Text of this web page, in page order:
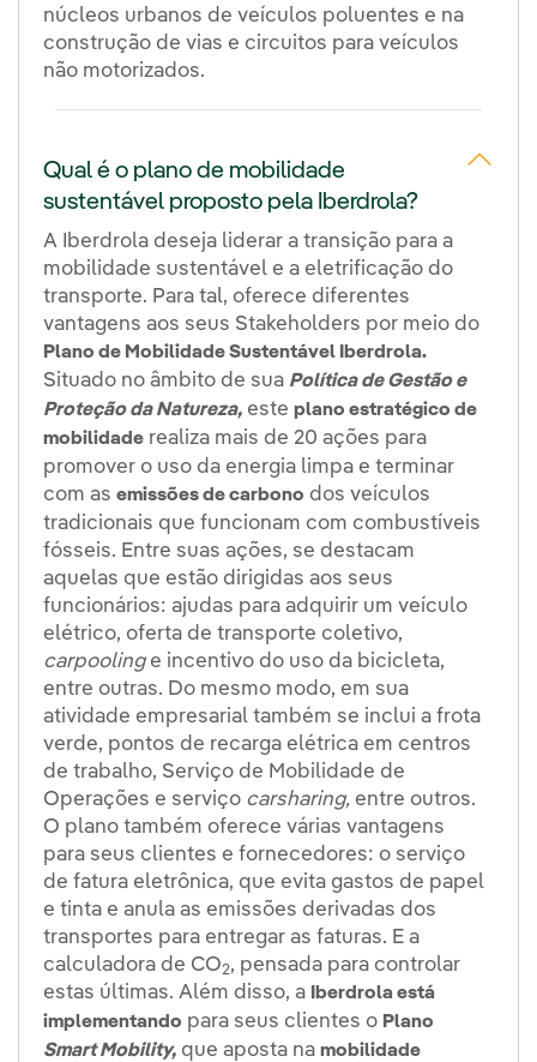
núcleos urbanos de veículos poluentes e na
construção de vias e circuitos para veículos
não motorizados.
Qual é o plano de mobilidade
sustentável proposto pela Iberdrola?
A Iberdrola deseja liderar a transição para a
mobilidade sustentável e a eletrificação do
transporte. Para tal, oferece diferentes
vantagens aos seus Stakeholders por meio do
Plano de Mobilidade Sustentável Iberdrola.
Situado no âmbito de sua Política de Gestão e
Proteção da Natureza, este plano estratégico de
mobilidade realiza mais de 20 ações para
promover o uso da energia limpa e terminar
com as emissões de carbono dos veículos
tradicionais que funcionam com combustíveis
fósseis. Entre suas ações, se destacam
aquelas que estão dirigidas aos seus
funcionários: ajudas para adquirir um veículo
elétrico, oferta de transporte coletivo,
carpoolinge incentivo do uso da bicicleta,
entre outras. Do mesmo modo, em sua
atividade empresarial também se inclui a frota
verde, pontos de recarga elétrica em centros
de trabalho, Serviço de Mobilidade de
Operações e serviço carsharing, entre outros.
O plano também oferece várias vantagens
para seus clientes e fornecedores: o serviço
de fatura eletrônica, que evita gastos de papel
e tinta e anula as emissões derivadas dos
transportes para entregar as faturas. E a
calculadora de CO2, pensada para controlar
estas últimas. Além disso, a
Iberdrola está
implementando para seus clientes o Plano
Smart Mobility, que aposta na mobilidade